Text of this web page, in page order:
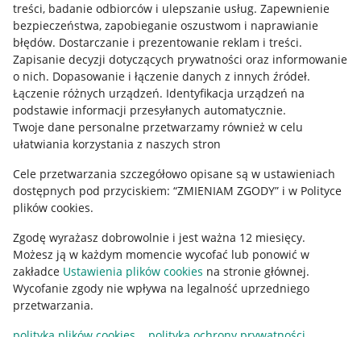
treści, badanie odbiorców i ulepszanie usług. Zapewnienie
bezpieczeństwa, zapobieganie oszustwom i naprawianie
błędów. Dostarczanie i prezentowanie reklam i treści.
Zapisanie decyzji dotyczących prywatności oraz informowanie
o nich. Dopasowanie i łączenie danych z innych źródeł.
Łączenie różnych urządzeń. Identyfikacja urządzeń na
podstawie informacji przesyłanych automatycznie.
Twoje dane personalne przetwarzamy również w celu
ułatwiania korzystania z naszych stron
Cele przetwarzania szczegółowo opisane są w ustawieniach
dostępnych pod przyciskiem: “ZMIENIAM ZGODY” i w Polityce
plików cookies.
Zgodę wyrażasz dobrowolnie i jest ważna 12 miesięcy.
Możesz ją w każdym momencie wycofać lub ponowić w
zakładce Ustawienia plików cookies na stronie głównej.
Wycofanie zgody nie wpływa na legalność uprzedniego
przetwarzania.
Mapa miejscowości
Informacje prawne
Regulamin
Polityka plików "cookies"
Ustawienia plików "cookies"
Udostępnianie lokalizacji
Informacje dla Aktu o Usługach Cyfrowych
Pobierz aplikację